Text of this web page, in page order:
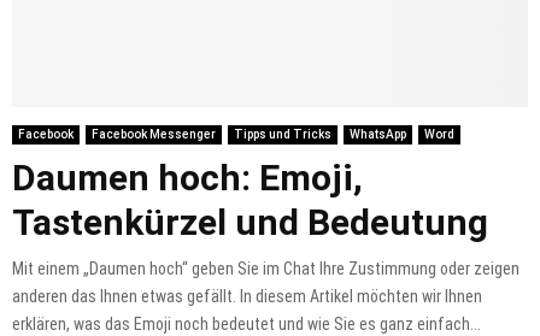
Facebook Facebook Messenger Tipps und Tricks WhatsApp Word
Daumen hoch: Emoji,
Tastenkürzel und Bedeutung
Mit einem „Daumen hoch“ geben Sie im Chat Ihre Zustimmung oder zeigen
anderen das Ihnen etwas gefällt. In diesem Artikel möchten wir Ihnen
erklären, was das Emoji noch bedeutet und wie Sie es ganz einfach...